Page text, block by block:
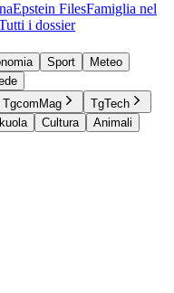
Epstein FilesFamiglia nel
i dossier
Sport
Meteo
TgcomMag
TgTech
Cultura
Animali